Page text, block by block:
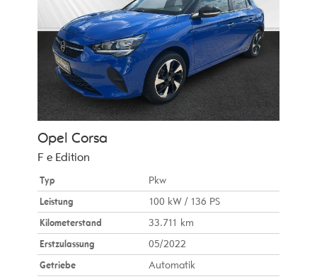
Opel Corsa
F e Edition
Typ
Pkw
Leistung
100 kW / 136 PS
Kilometerstand
33.711 km
Erstzulassung
05/2022
Getriebe
Automatik